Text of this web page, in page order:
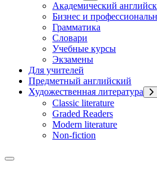
Академический
Бизнес и
Грамматика
Словари
Учебные курсы
Экзамены
Для учителей
Предметный английский
Художественная литература
Classic literature
Graded Readers
Modern literature
Non-fiction